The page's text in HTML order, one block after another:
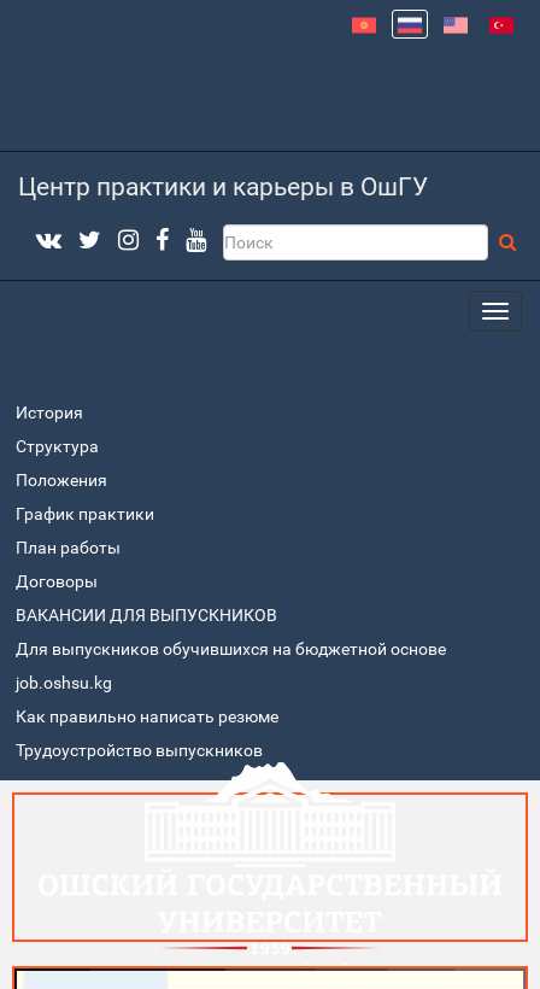
Центр практики и карьеры в ОшГУ
История
Структура
Положения
График практики
План работы
Договоры
ВАКАНСИИ ДЛЯ ВЫПУСКНИКОВ
Для выпускников обучившихся на бюджетной основе
job.oshsu.kg
Как правильно написать резюме
Трудоустройство выпускников